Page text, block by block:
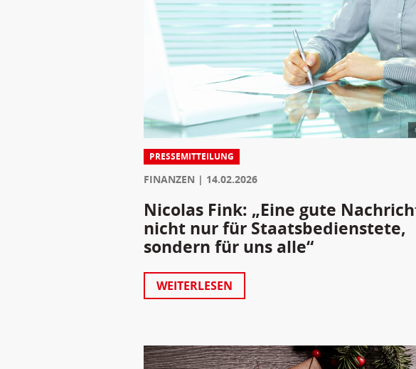
PRESSEMITTEILUNG
FINANZEN 14.02.2026
Nicolas Fink: „Eine gute
nicht nur für Staatsbedienstete,
sondern für uns alle“
WEITERLESEN